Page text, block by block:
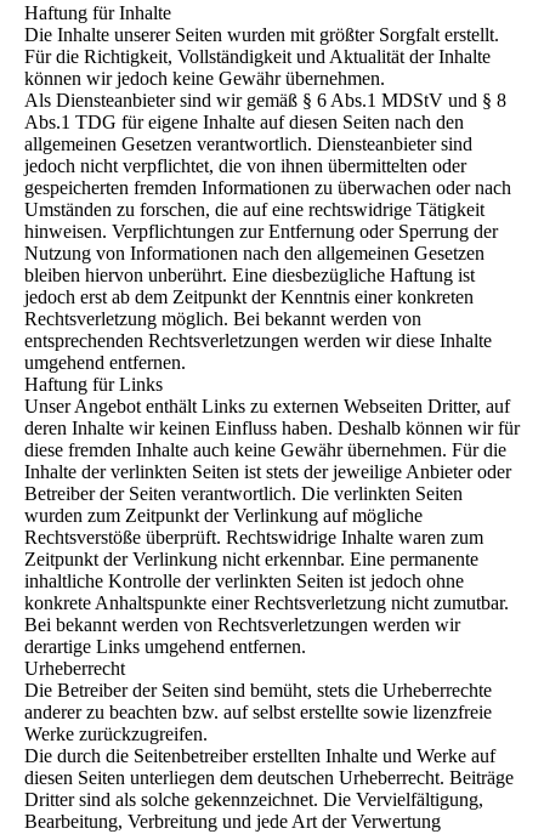
Haftung für Inhalte
Die Inhalte unserer Seiten wurden mit größter Sorgfalt erstellt.
Für die Richtigkeit, Vollständigkeit und Aktualität der Inhalte
können wir jedoch keine Gewähr übernehmen.
Als Diensteanbieter sind wir gemäß § 6 Abs.1 MDStV und § 8
Abs.1 TDG für eigene Inhalte auf diesen Seiten nach den
allgemeinen Gesetzen verantwortlich. Diensteanbieter sind
jedoch nicht verpflichtet, die von ihnen übermittelten oder
gespeicherten fremden Informationen zu überwachen oder nach
Umständen zu forschen, die auf eine rechtswidrige Tätigkeit
hinweisen. Verpflichtungen zur Entfernung oder Sperrung der
Nutzung von Informationen nach den allgemeinen Gesetzen
bleiben hiervon unberührt. Eine diesbezügliche Haftung ist
jedoch erst ab dem Zeitpunkt der Kenntnis einer konkreten
Rechtsverletzung möglich. Bei bekannt werden von
entsprechenden Rechtsverletzungen werden wir diese Inhalte
umgehend entfernen.
Haftung für Links
Unser Angebot enthält Links zu externen Webseiten Dritter, auf
deren Inhalte wir keinen Einfluss haben. Deshalb können wir für
diese fremden Inhalte auch keine Gewähr übernehmen. Für die
Inhalte der verlinkten Seiten ist stets der jeweilige Anbieter oder
Betreiber der Seiten verantwortlich. Die verlinkten Seiten
wurden zum Zeitpunkt der Verlinkung auf mögliche
Rechtsverstöße überprüft. Rechtswidrige Inhalte waren zum
Zeitpunkt der Verlinkung nicht erkennbar. Eine permanente
inhaltliche Kontrolle der verlinkten Seiten ist jedoch ohne
konkrete Anhaltspunkte einer Rechtsverletzung nicht zumutbar.
Bei bekannt werden von Rechtsverletzungen werden wir
derartige Links umgehend entfernen.
Urheberrecht
Die Betreiber der Seiten sind bemüht, stets die Urheberrechte
anderer zu beachten bzw. auf selbst erstellte sowie lizenzfreie
Werke zurückzugreifen.
Die durch die Seitenbetreiber erstellten Inhalte und Werke auf
diesen Seiten unterliegen dem deutschen Urheberrecht. Beiträge
Dritter sind als solche gekennzeichnet. Die Vervielfältigung,
Bearbeitung, Verbreitung und jede Art der Verwertung